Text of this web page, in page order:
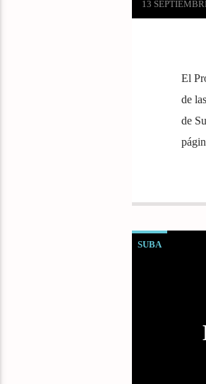
13
El
de
de
SUBA